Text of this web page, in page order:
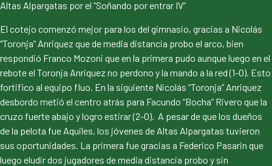
Altas Alpargatas por el “Soñando por entrar IV”
El cotejo comenzó mejor para los del gimnasio, gracias a Nicolás
“Toronja” Anriquez que de media distancia probo el arco, bien
respondió Franco Mozoni que en la primera pudo aunque luego en el
rebote el Toronja Anriquez no perdono y la mando a la red (1-0). Esto
fortifico al equipo fluo. En la siguiente Nicolás “Toronja” Anriquez
desbordo metió el centro atrás para Facundo “Bocha” Rivero que la
cruzo fuerte abajo y logro estirar (2-0). A pesar de que los dueños
de la pelota fue Aquiles, los jóvenes de Altas Alpargatas tuvieron
sus oportunidades. La primera fue gracias a Federico Pasarin que
luego eludir dos jugadores de media distancia probo y sin